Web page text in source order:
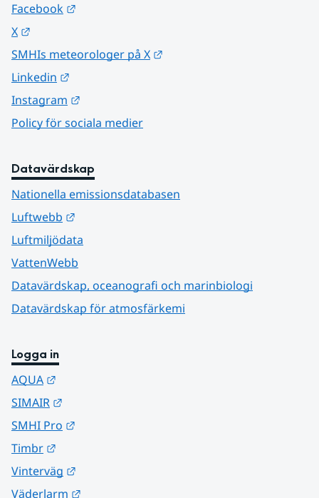
Facebook
X
SMHIs meteorologer på X
Linkedin
Instagram
Policy för sociala medier
Datavärdskap
Nationella emissionsdatabasen
Luftwebb
Luftmiljödata
VattenWebb
Datavärdskap, oceanografi och marinbiologi
Datavärdskap för atmosfärkemi
Logga in
AQUA
SIMAIR
SMHI Pro
Timbr
Vinterväg
Väderlarm